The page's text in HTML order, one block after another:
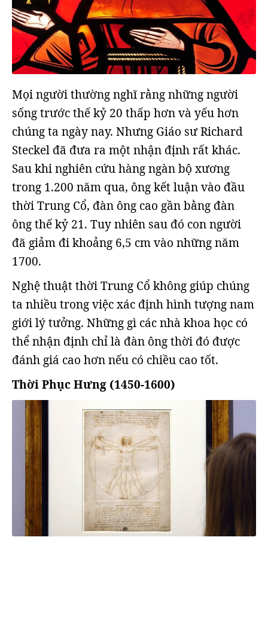
Mọi người thường nghĩ rằng những người
sống trước thế kỷ 20 thấp hơn và yếu hơn
chúng ta ngày nay. Nhưng Giáo sư Richard
Steckel đã đưa ra một nhận định rất khác.
Sau khi nghiên cứu hàng ngàn bộ xương
trong 1.200 năm qua, ông kết luận vào đầu
thời Trung Cổ, đàn ông cao gần bằng đàn
ông thế kỷ 21. Tuy nhiên sau đó con người
đã giảm đi khoảng 6,5 cm vào những năm
1700.
Nghệ thuật thời Trung Cổ không giúp chúng
ta nhiều trong việc xác định hình tượng nam
giới lý tưởng. Những gì các nhà khoa học có
thể nhận định chỉ là đàn ông thời đó được
đánh giá cao hơn nếu có chiều cao tốt.
Thời Phục Hưng (1450-1600)